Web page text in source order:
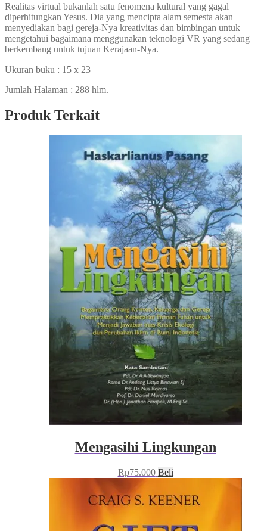
Realitas virtual bukanlah satu fenomena kultural yang gagal
diperhitungkan Yesus. Dia yang mencipta alam semesta akan
menyediakan bagi gereja-Nya kreativitas dan bimbingan untuk
mengetahui bagaimana menggunakan teknologi VR yang sedang
berkembang untuk tujuan Kerajaan-Nya.
Ukuran buku : 15 x 23
Jumlah Halaman : 288 hlm.
Produk Terkait
Mengasihi Lingkungan
Rp75.000 Beli